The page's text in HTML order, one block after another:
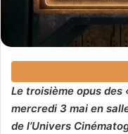
c
o
i
e
l
Le troisième opus des
mercredi 3 mai en
de l’Univers